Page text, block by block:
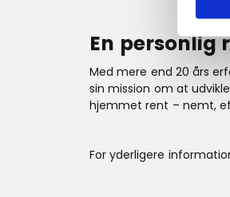
En personlig
Med mere end 20 års
sin mission om at
hjemmet rent – nemt,
For yderligere